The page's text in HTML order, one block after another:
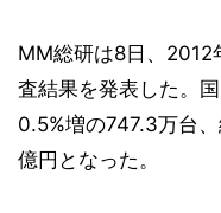
MM総研は8日、2012
査結果を発表した。
0.5%増の747.3万台
億円となった。